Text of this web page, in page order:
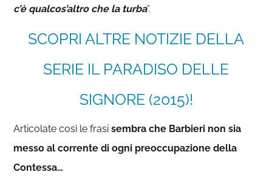
c’è qualcos’altro che la turba“.
SCOPRI ALTRE NOTIZIE DELLA
SERIE IL PARADISO DELLE
SIGNORE (2015)!
Articolate così le frasisembra che Barbieri non sia
messo al corrente di ogni preoccupazione della
Contessa…